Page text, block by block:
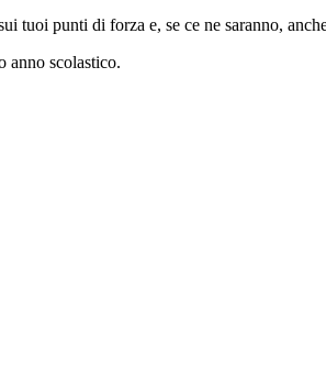
tuoi punti di forza e, se ce ne saranno,
anno scolastico.